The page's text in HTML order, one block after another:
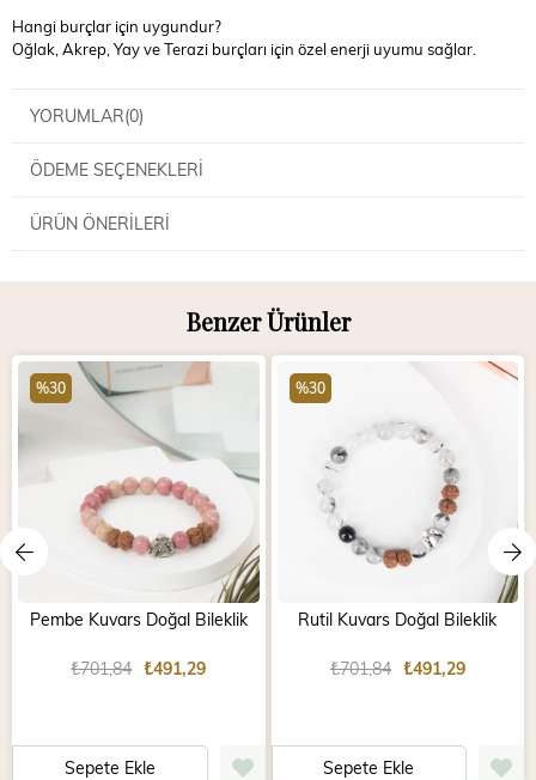
Hangi burçlar için uygundur?
Oğlak, Akrep, Yay ve Terazi burçları için özel enerji uyumu sağlar.
YORUMLAR(0)
ÖDEME SEÇENEKLERI
ÜRÜN ÖNERILERI
Benzer Ürünler
Pembe Kuvars Doğal Bileklik
₺491,29
₺701,84
Sepete Ekle
%30
Rutil Kuvars Doğal Bileklik
₺491,29
₺701,84
Sepete Ekle
%30